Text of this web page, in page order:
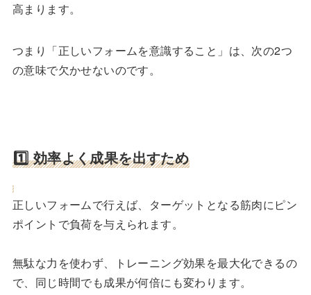
高まります。
つまり「正しいフォームを意識すること」は、次の2つ
の意味で欠かせないのです。
1️⃣ 効率よく成果を出すため
正しいフォームで行えば、ターゲットとなる筋肉にピン
ポイントで負荷を与えられます。
無駄な力を使わず、トレーニング効果を最大化できるの
で、同じ時間でも成果が何倍にも変わります。